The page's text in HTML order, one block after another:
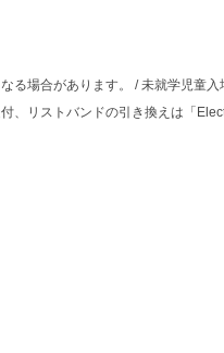
る場合があります。 / 未就学児童入
リストバンドの引き換えは「